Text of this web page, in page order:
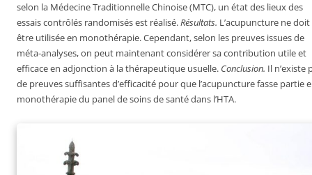
selon la Médecine Traditionnelle Chinoise (MTC), un état des lieux des
essais contrôlés randomisés est réalisé.Résultats. L’acupuncture ne doit
être utilisée en monothérapie. Cependant, selon les preuves issues de
méta-analyses, on peut maintenant considérer sa contribution utile et
efficace en adjonction à la thérapeutique usuelle. Conclusion. Il n’existe
de preuves suffisantes d’efficacité pour que l’acupuncture fasse partie
monothérapie du panel de soins de santé dans l’HTA.